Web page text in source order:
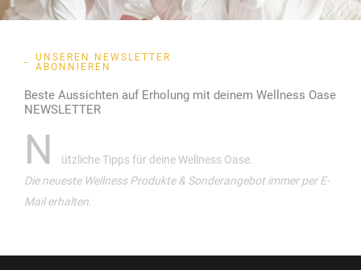
UNSEREN NEWSLETTER
ABONNIEREN
Beste Aussichten auf Erholung mit deinem Wellness Oase
NEWSLETTER
N
ützliche Tipps für deine Wellness Oase.
Die neueste Wellness Produkte & Sonderangebot immer per E-
Mail erhalten.